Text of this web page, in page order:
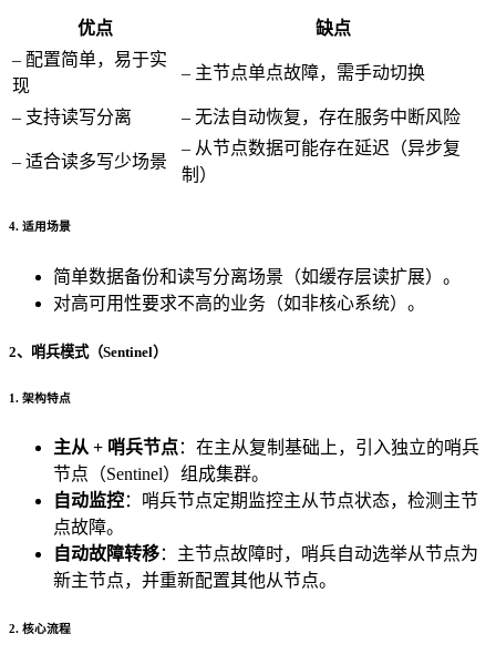
优点
缺点
– 配置简单，易于实
现
– 主节点单点故障，需手动切换
– 支持读写分离 – 无法自动恢复，存在服务中断风险
– 适合读多写少场景
– 从节点数据可能存在延迟（异步复
制）
4. 适用场景
简单数据备份和读写分离场景（如缓存层读扩展）。
对高可用性要求不高的业务（如非核心系统）。
2、哨兵模式（Sentinel）
1. 架构特点
主从 + 哨兵节点：在主从复制基础上，引入独立的哨兵
节点（Sentinel）组成集群。
自动监控：哨兵节点定期监控主从节点状态，检测主节
点故障。
自动故障转移：主节点故障时，哨兵自动选举从节点为
新主节点，并重新配置其他从节点。
2. 核心流程